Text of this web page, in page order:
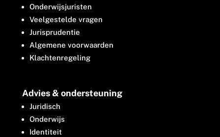
Onderwijsjuristen
Veelgestelde vragen
Jurisprudentie
Algemene voorwaarden
Klachtenregeling
Advies & ondersteuning
Juridisch
Onderwijs
Identiteit